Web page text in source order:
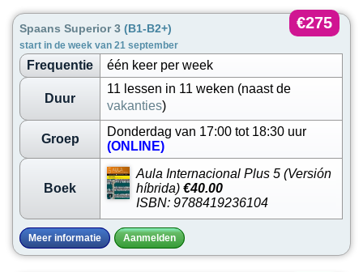
Spaans Superior 3 (B1-B2+)
start in de week van 21 september
€275
Frequentie één keer per week
Duur
11 lessen in 11 weken (naast de
vakanties)
Groep
Donderdag van 17:00 tot 18:30 uur
(ONLINE)
Boek
Aula Internacional Plus 5 (Versión
híbrida) €40.00
ISBN: 9788419236104
Meer informatie Aanmelden